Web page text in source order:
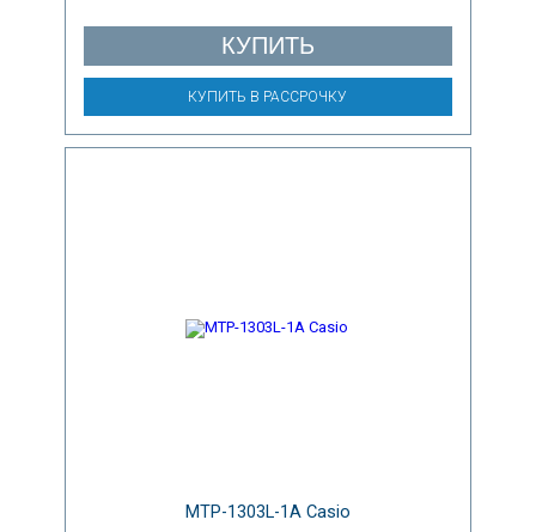
КУПИТЬ
КУПИТЬ В РАССРОЧКУ
MTP-1303L-1A Casio